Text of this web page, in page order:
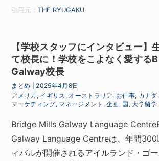
引用元：THE RYUGAKU
【学校スタッフにインタビュー】
て校長に！学校をこよなく愛す
Galway校長
まとめ
2025年4月8日
アメリカ , イギリス , オーストラリア, お仕事, カナダ,
マーケティング, マネージメント ,企画, 国 ,大学留学
Bridge Mills Galway Language
Galway Language Centreは、年間300
ィバルが開催されるアイルランド・ゴ